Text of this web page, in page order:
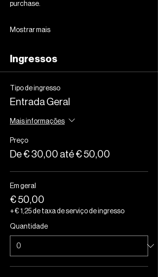
purchase.
Mostrar mais
Ingressos
Tipo de ingresso
Entrada Geral
Mais informações
Preço
De € 30,00 até € 50,00
Em geral
€ 50,00
+ € 1,25 de taxa de serviço de ingresso
Quantidade